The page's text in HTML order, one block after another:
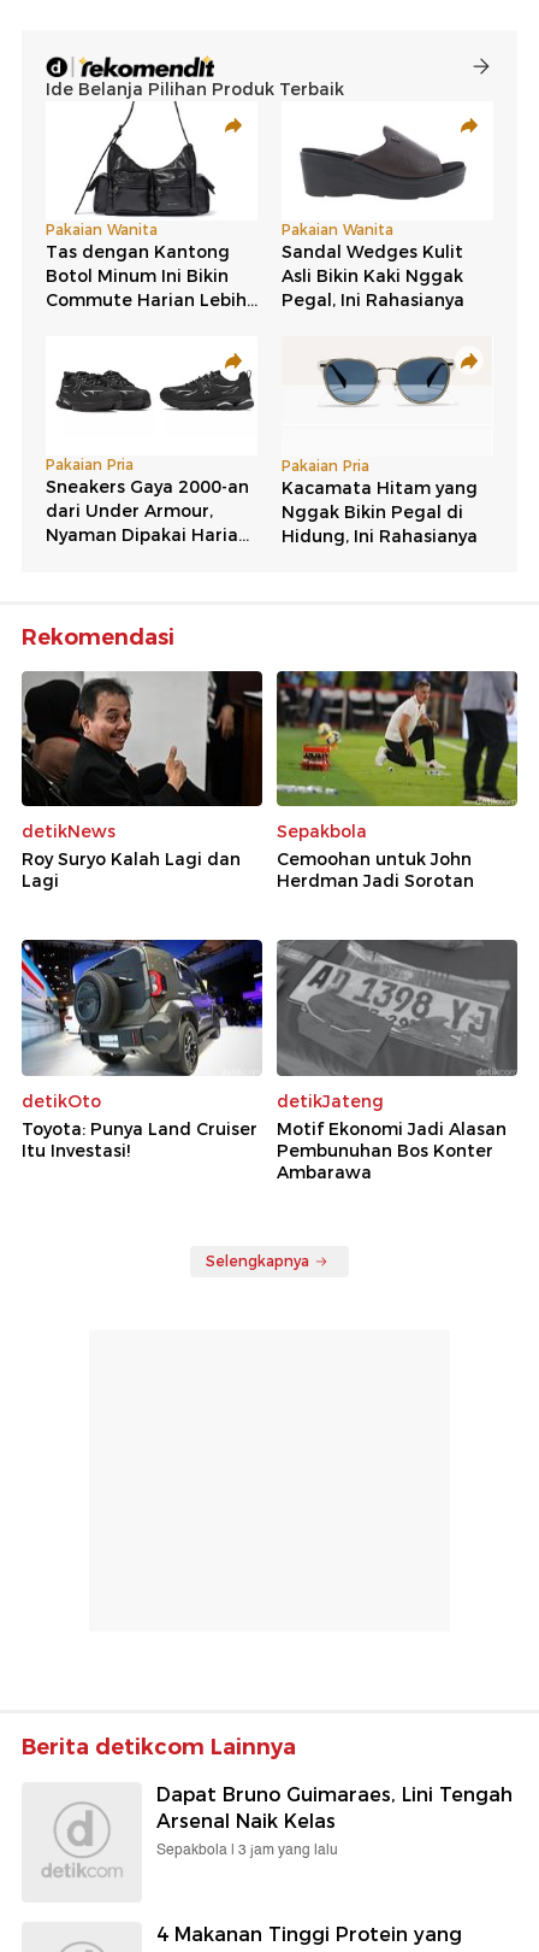
Rekomendasi
detikNews
Roy Suryo Kalah Lagi dan
Lagi
Sepakbola
Cemoohan untuk John
Herdman Jadi Sorotan
detikOto
Toyota: Punya Land Cruiser
Itu Investasi!
detikJateng
Motif Ekonomi Jadi Alasan
Pembunuhan Bos Konter
Ambarawa
Selengkapnya
Berita detikcom Lainnya
Dapat Bruno Guimaraes, Lini Tengah
Arsenal Naik Kelas
Sepakbola | 3 jam yang lalu
4 Makanan Tinggi Protein yang